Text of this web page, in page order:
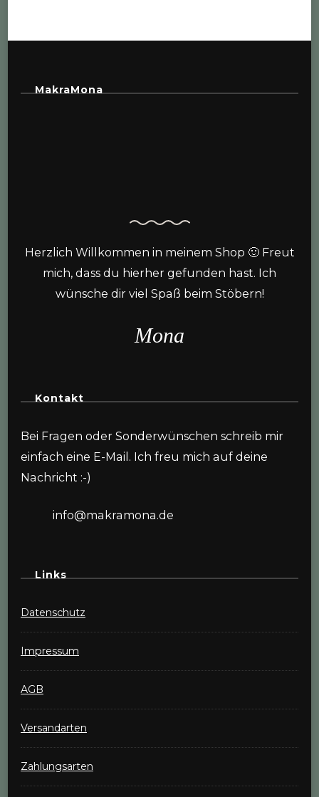
MakraMona
Herzlich Willkommen in meinem Shop 🙂 Freut
mich, dass du hierher gefunden hast. Ich
wünsche dir viel Spaß beim Stöbern!
Mona
Kontakt
Bei Fragen oder Sonderwünschen schreib mir
einfach eine E-Mail. Ich freu mich auf deine
Nachricht :-)
info@makramona.de
Links
Datenschutz
Impressum
AGB
Versandarten
Zahlungsarten